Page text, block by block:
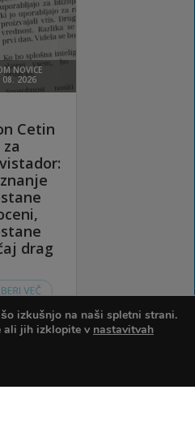
izkušnjo na naši spletni strani.
ali jih izklopite v nastavitvah